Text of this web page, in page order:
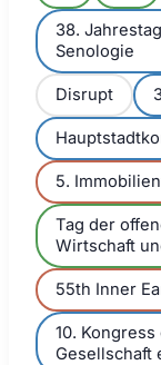
38.
Senologie
Disrupt
5.
Tag der
Wirtschaft
55th Inner
10.
Gesellschaft